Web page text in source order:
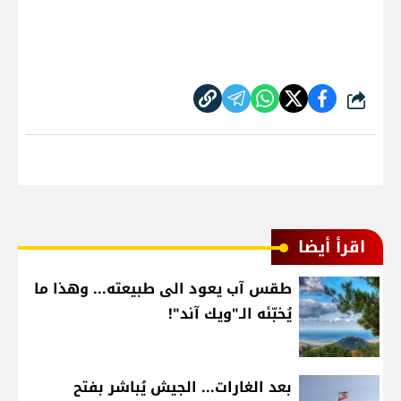
شارك
اقرأ أيضا
طقس آب يعود الى طبيعته... وهذا ما
يُخبّئه الـ"ويك آند"!
بعد الغارات... الجيش يُباشر بفتح